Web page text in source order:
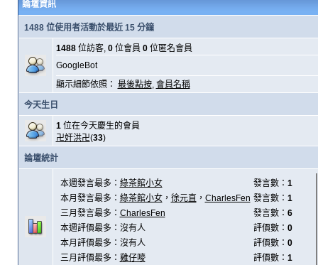
論壇資訊
1488 位使用者活動於最近 15 分鐘
1488位訪客, 0位會員 0位匿名會員
GoogleBot
顯示細節依照： 最後點按, 會員名稱
今天生日
1位在今天慶生的會員
卍奸洪卍(33)
論壇統計
本週發言最多： 綠茶館小女 發言數： 1
本月發言最多： 綠茶館小女， 徐元直 ， CharlesFen 發言數： 1
三月發言最多： CharlesFen 發言數： 6
本週評價最多：沒有人
評價數： 0
本月評價最多：沒有人
評價數： 0
三月評價最多： 雞仔嘜 評價數： 1